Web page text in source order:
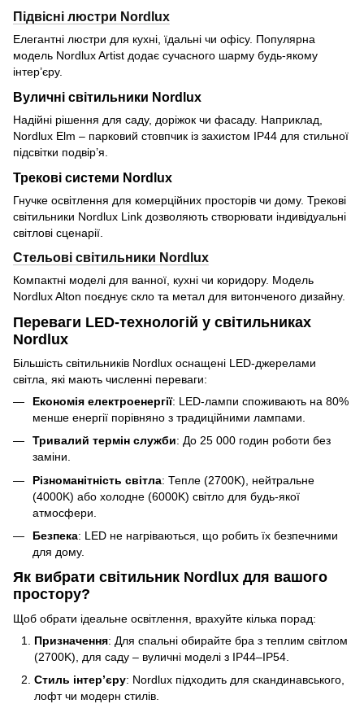
Підвісні люстри Nordlux
Елегантні люстри для кухні, їдальні чи офісу. Популярна
модель Nordlux Artist додає сучасного шарму будь-якому
інтер’єру.
Вуличні світильники Nordlux
Надійні рішення для саду, доріжок чи фасаду. Наприклад,
Nordlux Elm – парковий стовпчик із захистом IP44 для стильної
підсвітки подвір’я.
Трекові системи Nordlux
Гнучке освітлення для комерційних просторів чи дому. Трекові
світильники Nordlux Link дозволяють створювати індивідуальні
світлові сценарії.
Стельові світильники Nordlux
Компактні моделі для ванної, кухні чи коридору. Модель
Nordlux Alton поєднує скло та метал для витонченого дизайну.
Переваги LED-технологій у світильниках
Nordlux
Більшість світильників Nordlux оснащені LED-джерелами
світла, які мають численні переваги:
Економія електроенергії: LED-лампи споживають на 80%
менше енергії порівняно з традиційними лампами.
Тривалий термін служби: До 25 000 годин роботи без
заміни.
Різноманітність світла: Тепле (2700K), нейтральне
(4000K) або холодне (6000K) світло для будь-якої
атмосфери.
Безпека: LED не нагріваються, що робить їх безпечними
для дому.
Як вибрати світильник Nordlux для вашого
простору?
Щоб обрати ідеальне освітлення, врахуйте кілька порад:
Призначення: Для спальні обирайте бра з теплим світлом
(2700K), для саду – вуличні моделі з IP44–IP54.
Стиль інтер’єру: Nordlux підходить для скандинавського,
лофт чи модерн стилів.